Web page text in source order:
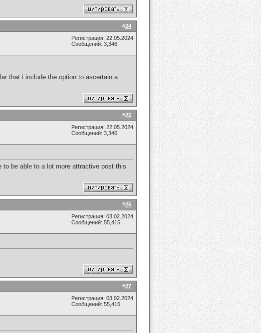
#24
Регистрация: 22.05.2024
Сообщений: 3,346
that i include the option to ascertain a
#25
Регистрация: 22.05.2024
Сообщений: 3,346
to be able to a lot more attractive post this
#26
Регистрация: 03.02.2024
Сообщений: 55,415
#27
Регистрация: 03.02.2024
Сообщений: 55,415